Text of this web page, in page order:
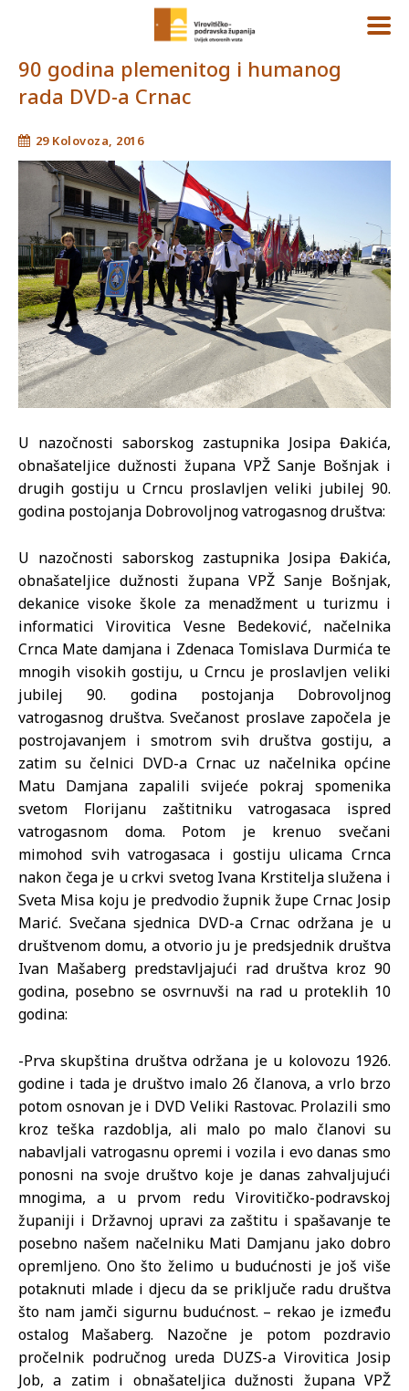
90 godina plemenitog i humanog
rada DVD-a Crnac
29 Kolovoza, 2016
U nazočnosti saborskog zastupnika Josipa Đakića,
obnašateljice dužnosti župana VPŽ Sanje Bošnjak i
drugih gostiju u Crncu proslavljen veliki jubilej 90.
godina postojanja Dobrovoljnog vatrogasnog društva:
U nazočnosti saborskog zastupnika Josipa Đakića,
obnašateljice dužnosti župana VPŽ Sanje Bošnjak,
dekanice visoke škole za menadžment u turizmu i
informatici Virovitica Vesne Bedeković, načelnika
Crnca Mate damjana i Zdenaca Tomislava Durmića te
mnogih visokih gostiju, u Crncu je proslavljen veliki
jubilej 90. godina postojanja Dobrovoljnog
vatrogasnog društva. Svečanost proslave započela je
postrojavanjem i smotrom svih društva gostiju, a
zatim su čelnici DVD-a Crnac uz načelnika općine
Matu Damjana zapalili svijeće pokraj spomenika
svetom Florijanu zaštitniku vatrogasaca ispred
vatrogasnom doma. Potom je krenuo svečani
mimohod svih vatrogasaca i gostiju ulicama Crnca
nakon čega je u crkvi svetog Ivana Krstitelja služena i
Sveta Misa koju je predvodio župnik župe Crnac Josip
Marić. Svečana sjednica DVD-a Crnac održana je u
društvenom domu, a otvorio ju je predsjednik društva
Ivan Mašaberg predstavljajući rad društva kroz 90
godina, posebno se osvrnuvši na rad u proteklih 10
godina:
-Prva skupština društva održana je u kolovozu 1926.
godine i tada je društvo imalo 26 članova, a vrlo brzo
potom osnovan je i DVD Veliki Rastovac. Prolazili smo
kroz teška razdoblja, ali malo po malo članovi su
nabavljali vatrogasnu opremi i vozila i evo danas smo
ponosni na svoje društvo koje je danas zahvaljujući
mnogima, a u prvom redu Virovitičko-podravskoj
županiji i Državnoj upravi za zaštitu i spašavanje te
posebno našem načelniku Mati Damjanu jako dobro
opremljeno. Ono što želimo u budućnosti je još više
potaknuti mlade i djecu da se priključe radu društva
što nam jamči sigurnu budućnost. – rekao je između
ostalog Mašaberg. Nazočne je potom pozdravio
pročelnik područnog ureda DUZS-a Virovitica Josip
Job, a zatim i obnašateljica dužnosti župana VPŽ